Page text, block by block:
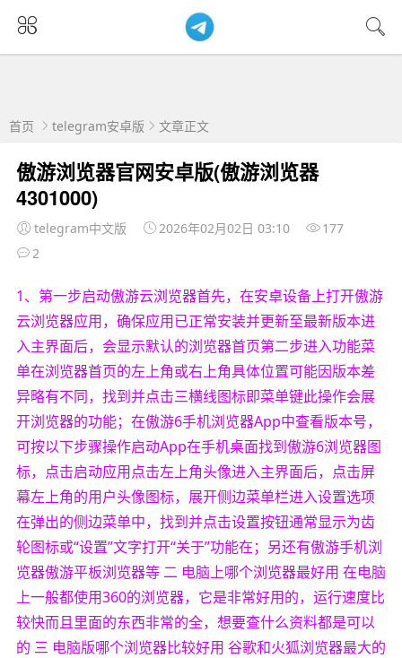
首页 telegram安卓版 文章正文
傲游浏览器官网安卓版(傲游浏览器
4301000)
telegram中文版 2026年02月02日 03:10
177
2
1、第一步启动傲游云浏览器首先，在安卓设备上打开傲游
云浏览器应用，确保应用已正常安装并更新至最新版本进
入主界面后，会显示默认的浏览器首页第二步进入功能菜
单在浏览器首页的左上角或右上角具体位置可能因版本差
异略有不同，找到并点击三横线图标即菜单键此操作会展
开浏览器的功能；在傲游6手机浏览器App中查看版本号，
可按以下步骤操作启动App在手机桌面找到傲游6浏览器图
标，点击启动应用点击左上角头像进入主界面后，点击屏
幕左上角的用户头像图标，展开侧边菜单栏进入设置选项
在弹出的侧边菜单中，找到并点击设置按钮通常显示为齿
轮图标或“设置”文字打开“关于”功能在；另还有傲游手机浏
览器傲游平板浏览器等 二 电脑上哪个浏览器最好用 在电脑
上一般都使用360的浏览器，它是非常好用的，运行速度比
较快而且里面的东西非常的全，想要查什么资料都是可以
的 三 电脑版哪个浏览器比较好用 谷歌和火狐浏览器最大的